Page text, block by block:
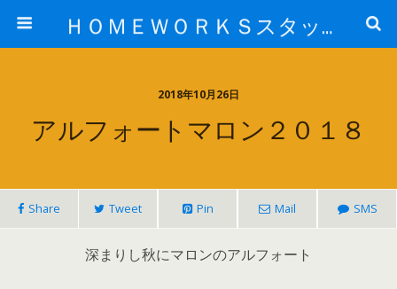
ＨＯＭＥＷＯＲＫＳスタッフ日記ブログ
2018年10月26日
アルフォートマロン２０１８
Share Tweet Pin Mail SMS
深まりし秋にマロンのアルフォート